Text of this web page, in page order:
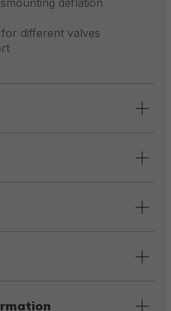
deflation
different valves